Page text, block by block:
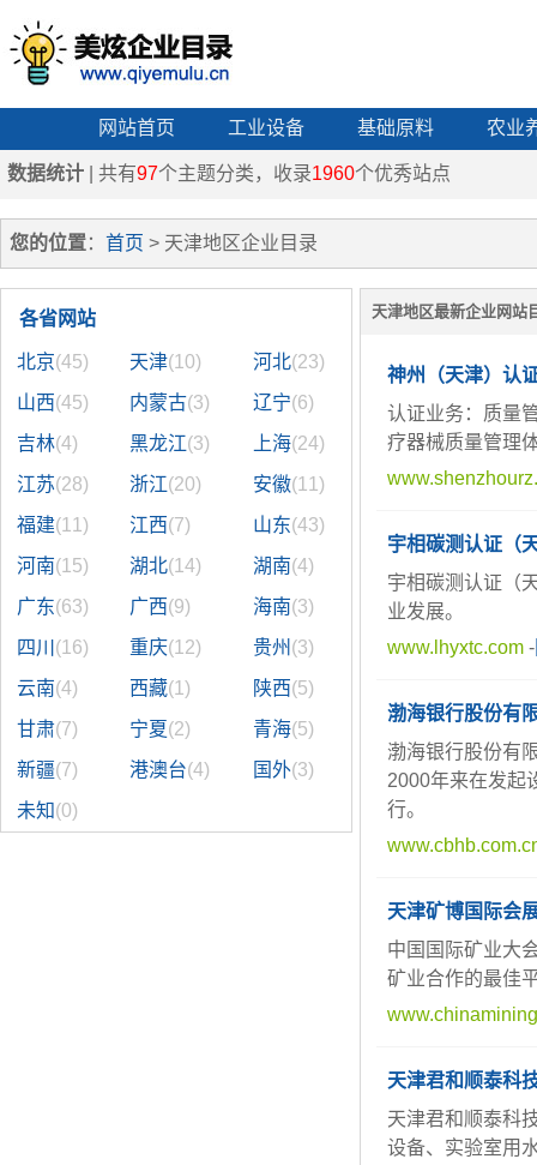
网站首页 工业设备 基础原料 农业
数据统计 | 共有97个主题分类，收录1960个优秀站点
您的位置： 首页 > 天津地区企业目录
各省网站
北京(45) 天津(10) 河北(23)
山西(45) 内蒙古(3) 辽宁(6)
吉林(4) 黑龙江(3) 上海(24)
江苏(28) 浙江(20) 安徽(11)
福建(11) 江西(7) 山东(43)
河南(15) 湖北(14) 湖南(4)
广东(63) 广西(9) 海南(3)
四川 (16) 重庆(12) 贵州 (3)
云南(4) 西藏(1) 陕西(5)
甘肃(7) 宁夏(2) 青海(5)
新疆(7) 港澳台(4) 国外(3)
未知(0)
天津地区最新企业网站
神州（天津）认
认证业务：质量
疗器械质量管理
宇相碳测认证（
宇相碳测认证（
业发展。
www.lhyxtc.com-
渤海银行股份有
渤海银行股份有
2000年来在发起
行。
天津矿博国际会
中国国际矿业大
矿业合作的最佳
天津君和顺泰科
天津君和顺泰科
设备、实验室用